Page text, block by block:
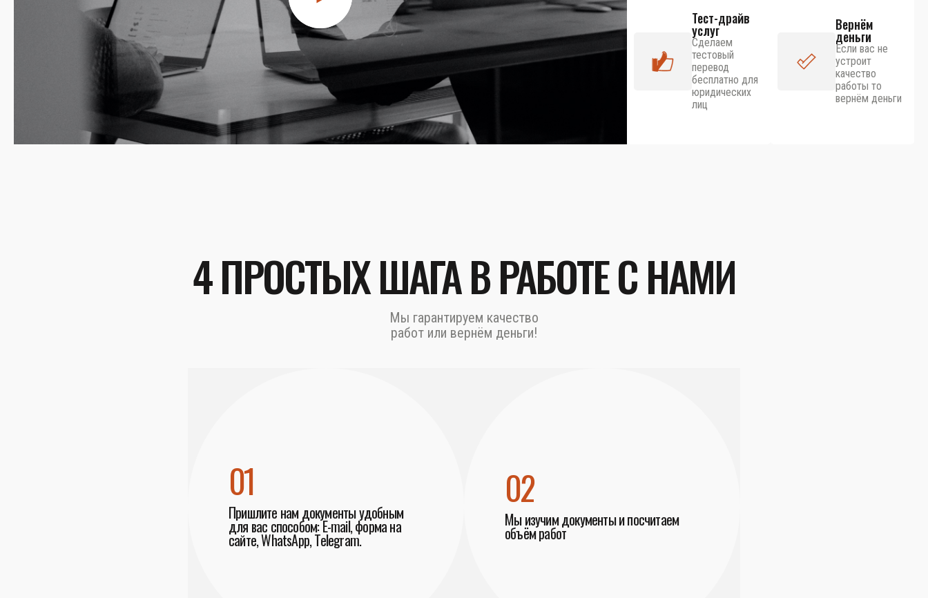
Тест-драйв
услуг
Сделаем
тестовый
перевод
бесплатно для
юридических
лиц
Вернём
деньги
Если вас не
устроит
качество
работы то
вернём деньги
4 ПРОСТЫХ ШАГА В РАБОТЕ С НАМИ
Мы гарантируем качество
работ или вернём деньги!
01
Пришлите нам документы удобным
для вас способом: E-mail, форма на
сайте, WhatsApp, Telegram.
02
Мы изучим документы и посчитаем
объём работ